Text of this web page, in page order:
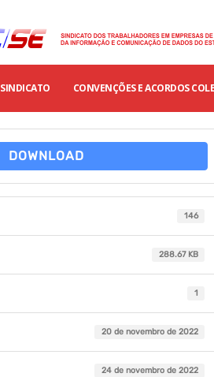
SINDICATO CONVENÇÕES E ACORDOS
DOWNLOAD
146
288.67 KB
1
20 de novembro de 2022
24 de novembro de 2022